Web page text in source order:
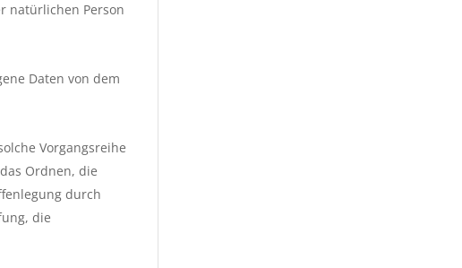
natürlichen Person
Daten von dem
Vorgangsreihe
Ordnen, die
durch
die